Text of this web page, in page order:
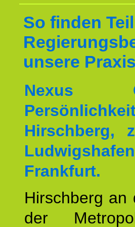
So finden
unsere
Nexus
Hirschberg,
Frankfurt.
Hirschberg an
der